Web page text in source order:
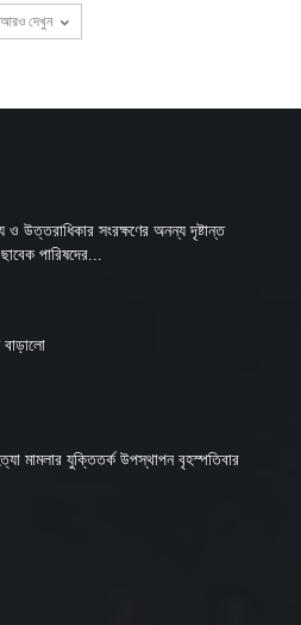
আরও দেখুন
উত্তরাধিকার সংরক্ষণের অনন্য দৃষ্টান্ত
পারিষদের...
বাড়ালো
মামলার যুক্তিতর্ক উপস্থাপন বৃহস্পতিবার